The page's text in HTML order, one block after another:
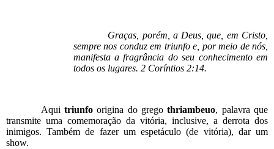
Graças, porém, a Deus, que, em Cristo,
sempre nos conduz em triunfo e, por meio de nós,
manifesta a fragrância do seu conhecimento em
todos os lugares. 2 Coríntios 2:14.
Aquitriunfo origina do gregothriambeuo, palavra que
transmite uma comemoração da vitória, inclusive, a derrota dos
inimigos. Também de fazer um espetáculo (de vitória), dar um
show.